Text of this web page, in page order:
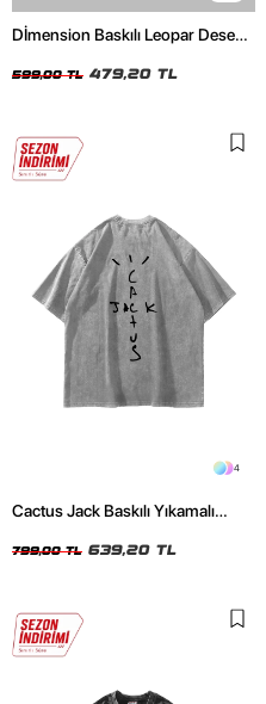
Dİmension Baskılı Leopar Desenli
Tshirt
599,00 TL 479,20 TL
4
Cactus Jack Baskılı Yıkamalı
799,00 TL 639,20 TL